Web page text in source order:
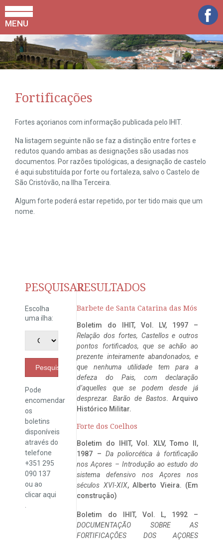
MENU
Fortificações
Fortes açorianos com informação publicada pelo IHIT.
Na listagem seguinte não se faz a distinção entre fortes e
redutos quando ambas as designações são usadas nos
documentos. Por razões tipológicas, a designação de castelo
é aqui substituída por forte ou fortaleza, salvo o Castelo de
São Cristóvão, na Ilha Terceira.
Algum forte poderá estar repetido, por ter tido mais que um
nome.
PESQUISAR
Escolha
uma ilha:
Pesquisar
Pode
encomendar
os
boletins
disponíveis
através do
telefone
+351 295
090 137
ou ao
clicaraqui
RESULTADOS
Barbete de Santa Catarina das Mós
Boletim do IHIT, Vol. LV, 1997 –
Relação dos fortes, Castellos e outros
pontos fortificados, que se achão ao
prezente inteiramente abandonados, e
que nenhuma utilidade tem para a
defeza do Pais, com declaração
d’aquelles que se podem desde já
desprezar. Barão de Bastos. Arquivo
Histórico Militar.
Forte dos Coelhos
Boletim do IHIT, Vol. XLV, Tomo II,
1987 – Da poliorcética à fortificação
nos Açores – Introdução ao estudo do
sistema defensivo nos Açores nos
séculos XVI-XIX, Alberto Vieira. (Em
construção)
Boletim do IHIT, Vol. L, 1992 –
DOCUMENTAÇÃO SOBRE AS
FORTIFICAÇÕES DOS AÇORES